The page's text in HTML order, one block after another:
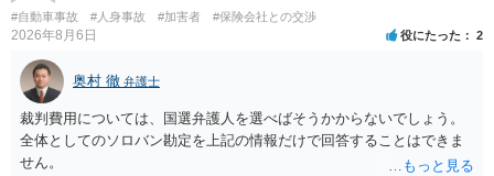
をお勧めいたします。 ・相手方保険会社から届いている示談金額の提
示書類 ・叔母様の診断名、けがの内容 ・治療開始日及び治療終了日
・入院の有無、通院回数 ・現在も症状が残っているか ・叔母様ご本人
やご家族等が加入している保険に、今回の事故で利用できる弁護士費
用特約が付帯しているか なお、被害者は叔母様ご本人となりますの
で、弁護士が受任する場合には、叔母様ご本人の依頼意思等を確認す
る必要があります。日本語での十分な意思疎通が難しいとのことです
ので、そのあたりのご事情も踏まえて、依頼意思の確認方法等を検討
#自動車事故 #人身事故 #加害者 #保険会社との交渉
2026年8月6日 役にたった 2
奥村 徹 弁護士
裁判費用については、国選弁護人を選べばそうかからないでしょう。
全体としてのソロバン勘定を上記の情報だけで回答することはできま
せん。